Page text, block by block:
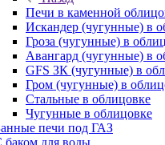
Печи в каменной
Искандер (чугунные) в
Гроза (чугунные) в
Авангард (чугунные) в
GFS ЗК (чугунные) в
Гром (чугунные) в
Стальные в облицовке
Чугунные в облицовке
печи под ГАЗ
баком для воды